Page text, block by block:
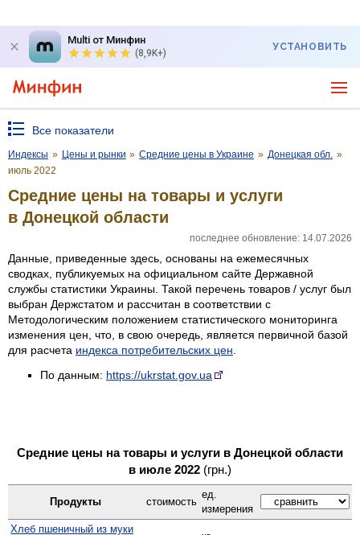
Multi от Минфин
(8,9K+)
УСТАНОВИТЬ
Все показатели
Индексы » Цены и рынки » Средние цены в Украине » Донецкая обл. »
июль 2022
Средние цены на товары и услуги
в Донецкой области
последнее обновление: 14.07.2026
Данные, приведенные здесь, основаны на ежемесячных
сводках, публикуемых на официальном сайте Державной
службы статистики Украины. Такой перечень товаров / услуг был
выбран Держстатом и рассчитан в соответствии с
Методологическим положением статистического мониторинга
изменения цен, что, в свою очередь, является первичной базой
для расчета индекса потребительских цен
По данным: https://ukrstat.gov.ua
Средние цены на товары и услуги в Донецкой области
в июле 2022 (грн.)
Продукты стоимость
ед.
измерения
Хлеб пшеничный из муки